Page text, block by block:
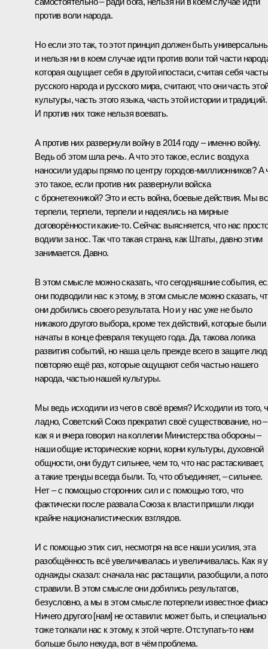
против воли народа.
Но если это так, то этот принцип должен быть
и нельзя ни в коем случае идти против воли той части
которая ощущает себя в другой ипостаси, считая себя
русского народа и русского мира, считают, что они часть
культуры, часть этого языка, часть этой истории и традиций.
И против них тоже нельзя воевать.
А против них развернули войну в 2014 году – именно войну.
Ведь об этом шла речь. А что это такое, если с воздуха
наносили удары прямо по центру городов-миллионников? А
это такое, если против них развернули войска
с бронетехникой? Это и есть война, боевые действия. Мы
терпели, терпели, терпели и надеялись на мирные
договорённости какие-то. Сейчас выясняется, что нас
водили за нос. Так что такая страна, как Штаты, давно этим
занимается. Давно.
В этом смысле можно сказать, что сегодняшние события,
они подводили нас к этому, в этом смысле можно сказать,
они добились своего результата. Но и у нас уже не было
никакого другого выбора, кроме тех действий, которые были
начаты в конце февраля текущего года. Да, такова логика
развития событий, но наша цель прежде всего в защите
повторяю ещё раз, которые ощущают себя частью нашего
народа, частью нашей культуры.
Мы ведь исходили из чего в своё время? Исходили из того,
ладно, Советский Союз прекратил своё существование, но –
как я и вчера говорил на коллегии Министерства обороны –
наши общие исторические корни, корни культуры, духовной
общности, они будут сильнее, чем то, что нас растаскивает,
а такие тренды всегда были. То, что объединяет, – сильнее.
Нет – с помощью сторонних сил и с помощью того, что
фактически после развала Союза к власти пришли люди
крайне националистических взглядов.
И с помощью этих сил, несмотря на все наши усилия, эта
разобщённость всё увеличивалась и увеличивалась. Как я
однажды сказал: сначала нас растащили, разобщили, а
стравили. В этом смысле они добились результатов,
безусловно, а мы в этом смысле потерпели известное
Ничего другого [нам] не оставили: может быть, и специально
тоже толкали нас к этому, к этой черте. Отступать-то нам
больше было некуда, вот в чём проблема.